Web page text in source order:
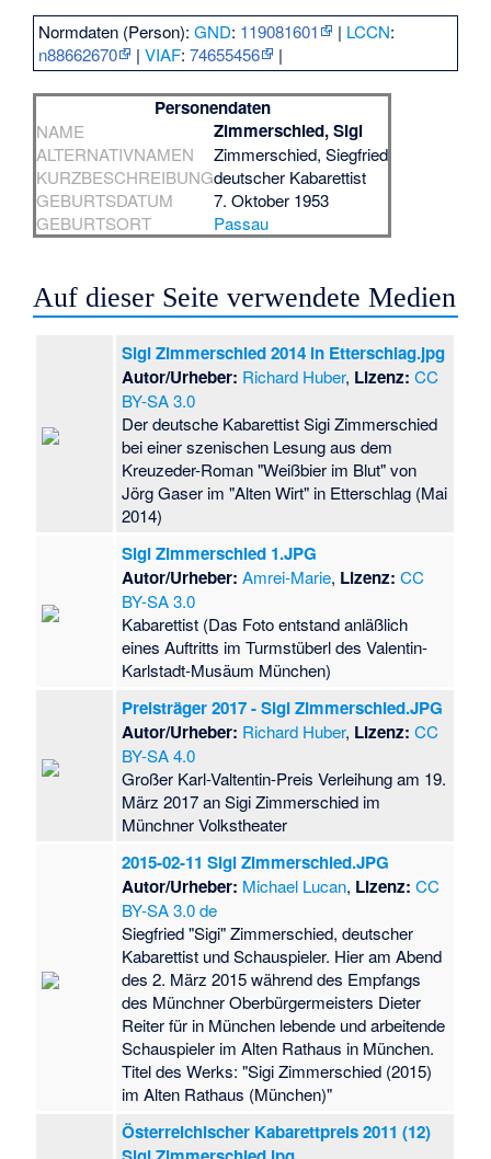
Normdaten (Person):GND: 119081601 | LCCN:
n88662670
|VIAF:74655456 |
Personendaten
NAME Zimmerschied, Sigi
ALTERNATIVNAMEN
Zimmerschied, Siegfried
KURZBESCHREIBUNGdeutscher Kabarettist
GEBURTSDATUM
7. Oktober 1953
GEBURTSORT
Passau
Auf dieser Seite verwendete Medien
Sigi Zimmerschied 2014 in Etterschlag.jpg
Autor/Urheber: Richard Huber, Lizenz: CC
BY-SA 3.0
Der deutsche Kabarettist Sigi Zimmerschied
bei einer szenischen Lesung aus dem
Kreuzeder-Roman "Weißbier im Blut" von
Jörg Gaser im "Alten Wirt" in Etterschlag (Mai
2014)
Sigi Zimmerschied 1.JPG
Autor/Urheber: Amrei-Marie, Lizenz: CC
BY-SA 3.0
Kabarettist (Das Foto entstand anläßlich
eines Auftritts im Turmstüberl des Valentin-
Karlstadt-Musäum München)
Preisträger 2017 - Sigi Zimmerschied.JPG
Autor/Urheber: Richard Huber, Lizenz: CC
BY-SA 4.0
Großer Karl-Valtentin-Preis Verleihung am 19.
März 2017 an Sigi Zimmerschied im
Münchner Volkstheater
2015-02-11 Sigi Zimmerschied.JPG
Autor/Urheber: Michael Lucan, Lizenz: CC
BY-SA 3.0 de
Siegfried "Sigi" Zimmerschied, deutscher
Kabarettist und Schauspieler. Hier am Abend
des 2. März 2015 während des Empfangs
des Münchner Oberbürgermeisters Dieter
Reiter für in München lebende und arbeitende
Schauspieler im Alten Rathaus in München.
Titel des Werks: "Sigi Zimmerschied (2015)
im Alten Rathaus (München)"
Österreichischer Kabarettpreis 2011 (12)